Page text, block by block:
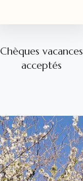
Chèques vacances
acceptés